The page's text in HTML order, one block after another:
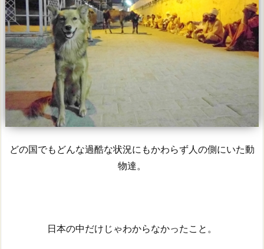
どの国でもどんな過酷な状況にもかわらず人の側にいた動
物達。
日本の中だけじゃわからなかったこと。